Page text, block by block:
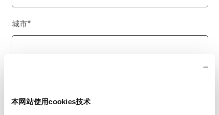
本网站使用cookies技术
城市*